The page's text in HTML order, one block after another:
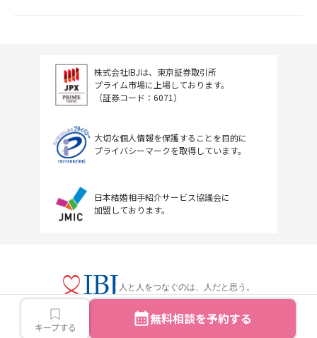
キープする 無料相談を予約する
株式会社IBJは、東京証券取引所
プライム市場に上場しております。
（証券コード：6071）
大切な個人情報を保護することを目的に
プライバシーマークを取得しています。
日本結婚相手紹介サービス協議会に
加盟しております。
人と人をつなぐのは、人だと思う。